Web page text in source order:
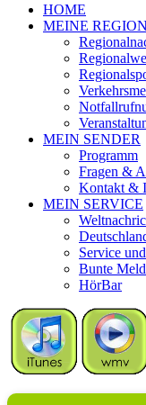
HOME
MEINE REGION
MEIN SENDER
Programm
Fragen &
Kontakt &
MEIN SERVICE
Service
Bunte
HörBar